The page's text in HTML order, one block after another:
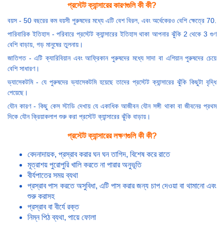
প্রস্টেট ক্যান্সারের কারণগুলি কী কী?
বয়স - 50 বছরের কম বয়সী পুরুষদের মধ্যে এটি বেশ বিরল, এবং অর্ধেকেরও বেশি ক্ষেত্রে 70.
পারিবারিক ইতিহাস - পরিবারে প্রস্টেট ক্যান্সারের ইতিহাস থাকা আপনার ঝুঁকি 2 থেকে 3 গুণ
বেশি বাড়ায়, গড় মানুষের তুলনায়।
জাতিগত - এটি ক্যারিবিয়ান এবং আফ্রিকান পুরুষদের মধ্যে সাদা বা এশিয়ান পুরুষদের চেয়ে
বেশি সাধারণ।
ভ্যাসেকটমি - যে পুরুষদের ভ্যাসেকটমি হয়েছে তাদের প্রস্টেট ক্যান্সারের ঝুঁকি কিছুটা বৃদ্ধি
পেয়েছে।
যৌন কারণ - কিছু কেস স্টাডি দেখায় যে একাধিক আজীবন যৌন সঙ্গী থাকা বা জীবনের প্রথম
দিকে যৌন ক্রিয়াকলাপ শুরু করা প্রস্টেট ক্যান্সারের ঝুঁকি বাড়ায়।
প্রস্টেট ক্যান্সারের লক্ষণগুলি কী কী?
বেদনাদায়ক, প্রস্রাব করার ঘন ঘন তাগিদ, বিশেষ করে রাতে
মূত্রাশয় পুরোপুরি খালি করতে না পারার অনুভূতি
বীর্যপাতের সময় ব্যথা
প্রস্রাব পাস করতে অসুবিধা, এটি পাস করার জন্য চাপ দেওয়া বা থামানো এবং
শুরু করাসহ
প্রস্রাব বা বীর্যে রক্ত
নিম্ন পিঠ ব্যথা, পায়ে ফোলা